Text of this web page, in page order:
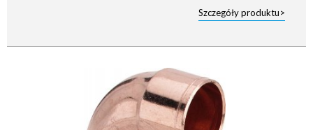
Szczegóły produktu>